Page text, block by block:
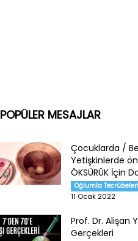
POPÜLER MESAJLAR
Çocuklarda /
Yetişkinlerde
ÖKSÜRÜK İçin
Oğlumla
11 Ocak 2022
Prof. Dr. Alişan
Gerçekleri